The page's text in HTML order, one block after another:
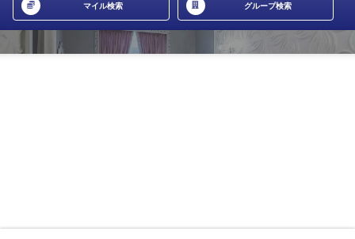
マイル検索 グループ検索